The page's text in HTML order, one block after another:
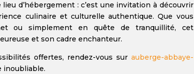
d’hébergement : c’est une invitation à découvrir
culinaire et culturelle authentique. Que vous
ou simplement en quête de tranquillité, cet
et son cadre enchanteur.
offertes, rendez-vous sur auberge-abbaye-
inoubliable.